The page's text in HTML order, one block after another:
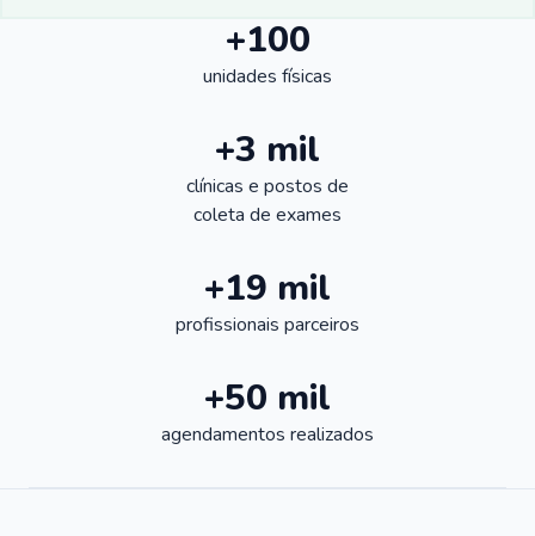
+100
unidades físicas
+3 mil
clínicas e postos de
coleta de exames
+19 mil
profissionais parceiros
+50 mil
agendamentos realizados